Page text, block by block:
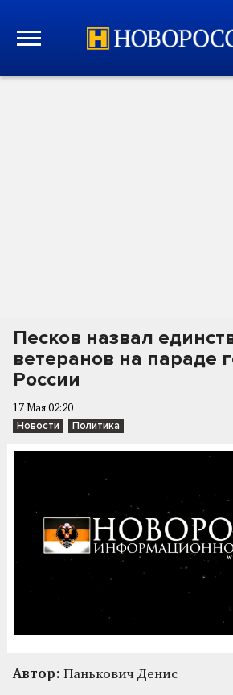
Песков назвал
ветеранов на параде
России
17 Мая 02:20
Новости Политика
Автор: Панькович Денис